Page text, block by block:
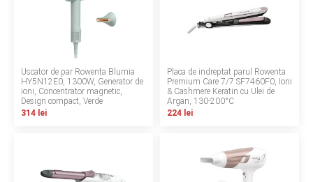
CAMERA COPILULUI
JUCARII
MARSUPII BEBELUSI
Uscator de par Rowenta Blumia
HY5N12E0, 1300W, Generator de
ioni, Concentrator magnetic,
Design compact, Verde
314 lei
Placa de indreptat parul Rowenta
Premium Care 7/7 SF7460F0, Ioni
& Cashmere Keratin cu Ulei de
Argan, 130-200°C
224 lei